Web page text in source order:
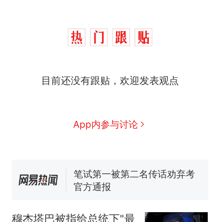
目前还没有跟贴，欢迎发表观点
App内参与讨论
人生
新 费大厨“全国小炒肉大王”称
佛山一中学招聘物理教师，笔
试前13名均遭淘汰？教育局：
核查
力已达15级 最新研判
穆杰塔巴被指给总统下"最